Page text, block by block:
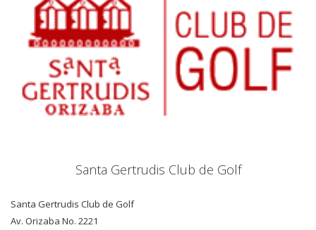
Santa Gertrudis Club de Golf
Santa Gertrudis Club de Golf
Av. Orizaba No. 2221